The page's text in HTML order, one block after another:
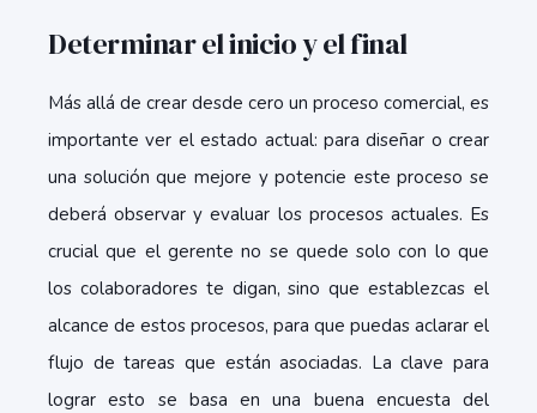
Determinar el inicio y el final
Más allá de crear desde cero un proceso comercial, es
importante ver el estado actual: para diseñar o crear
una solución que mejore y potencie este proceso se
deberá observar y evaluar los procesos actuales. Es
crucial que el gerente no se quede solo con lo que
los colaboradores te digan, sino que establezcas el
alcance de estos procesos, para que puedas aclarar el
flujo de tareas que están asociadas. La clave para
lograr esto se basa en una buena encuesta del